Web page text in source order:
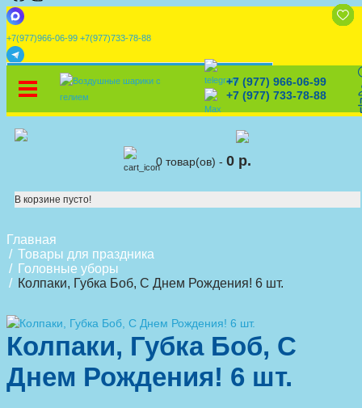
+7(977)966-06-99 +7(977)733-78-88
Скидки Конструктор
x УСТАНОВИТЕ НАШЕ ПРИЛОЖЕНИЕ!+7 (977) 966-06-99
+7 (977) 733-78-88
0 товар(ов) - 0 р.
В корзине пусто!
Главная
Товары для праздника
Головные уборы
Колпаки, Губка Боб, С Днем Рождения! 6 шт.
Колпаки, Губка Боб, С
Днем Рождения! 6 шт.